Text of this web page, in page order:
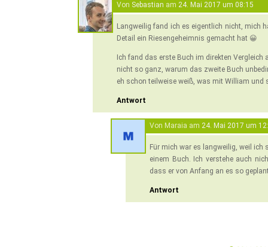
Von Sebastian am 24. Mai 2017 um 08:15
Langweilig fand ich es eigentlich nicht, mich
Detail ein Riesengeheimnis gemacht hat 😀
Ich fand das erste Buch im direkten
nicht so ganz, warum das zweite Buch
eh schon teilweise weiß, was mit William und
Antwort
Von Maraia am 24. Mai 2017 um
Für mich war es langweilig, weil
einem Buch. Ich verstehe auch
dass er von Anfang an es so
Antwort